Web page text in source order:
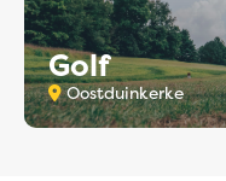
Golf
Oostduinkerke